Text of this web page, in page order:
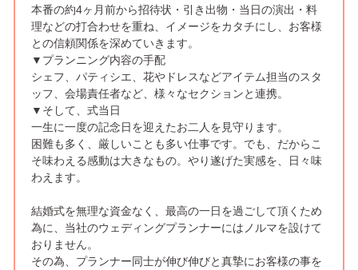
本番の約4ヶ月前から招待状・引き出物・当日の演出・料
理などの打合わせを重ね、イメージをカタチにし、お客様
との信頼関係を深めていきます。
▼プランニング内容の手配
シェフ、パティシエ、花やドレスなどアイテム担当のスタ
ッフ、会場責任者など、様々なセクションと連携。
▼そして、式当日
一生に一度の記念日を迎えたお二人を見守ります。
困難も多く、厳しいことも多い仕事です。でも、だからこ
そ味わえる感動は大きなもの。やり遂げた実感を、日々味
わえます。
結婚式を無理な資金なく、最高の一日を過ごして頂くため
為に、当社のウェディングプランナーにはノルマを設けて
おりません。
その為、プランナー同士が伸び伸びと真摯にお客様の事を